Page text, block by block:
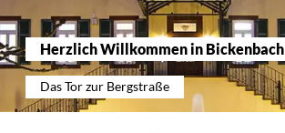
Herzlich Willkommen in Bickenbach
Das Tor zur Bergstraße